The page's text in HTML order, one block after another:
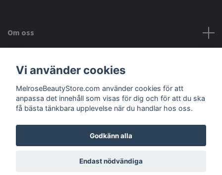
Om oss
Meny
© 2026 MelroseBeautyStore.com
Vi använder cookies
MelroseBeautyStore.com använder cookies för att
anpassa det innehåll som visas för dig och för att du ska
få bästa tänkbara upplevelse när du handlar hos oss.
Godkänn alla
Endast nödvändiga